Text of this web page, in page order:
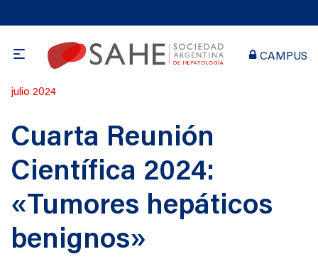
CAMPUS
Publicado
julio 2024
Cuarta Reunión
Científica 2024:
«Tumores hepáticos
benignos»